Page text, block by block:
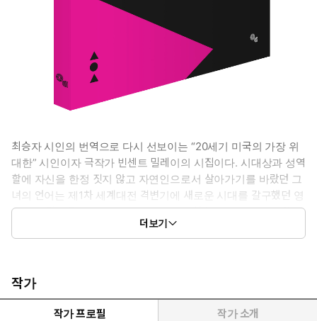
최승자 시인의 번역으로 다시 선보이는 “20세기 미국의 가장 위
대한” 시인이자 극작가 빈센트 밀레이의 시집이다. 시대상과 성역
할에 자신을 한정 짓지 않고 자연인으로서 살아가기를 바랐던 그
녀의 언어는 제1차 세계대전 격변기에 새로운 시대를 갈구했던 영
미 문화권 사람들을 매료시켰으며, 여성 최초로 시 부문에서 퓰리
처상을 받는 영광을 안겨주었다.
전한 개인의 자유를 느끼고 싶은 마음은 시대를 넘어서는 보편 감성
이며, 사회적 불평등과 차별은 그때나 지금이나 여전하기 때문이
다. 자연 속에서 자유를 찾고자 했던 밀레이의 시는 진정한 자유란
더보기
작가
작가 프로필 작가 소개